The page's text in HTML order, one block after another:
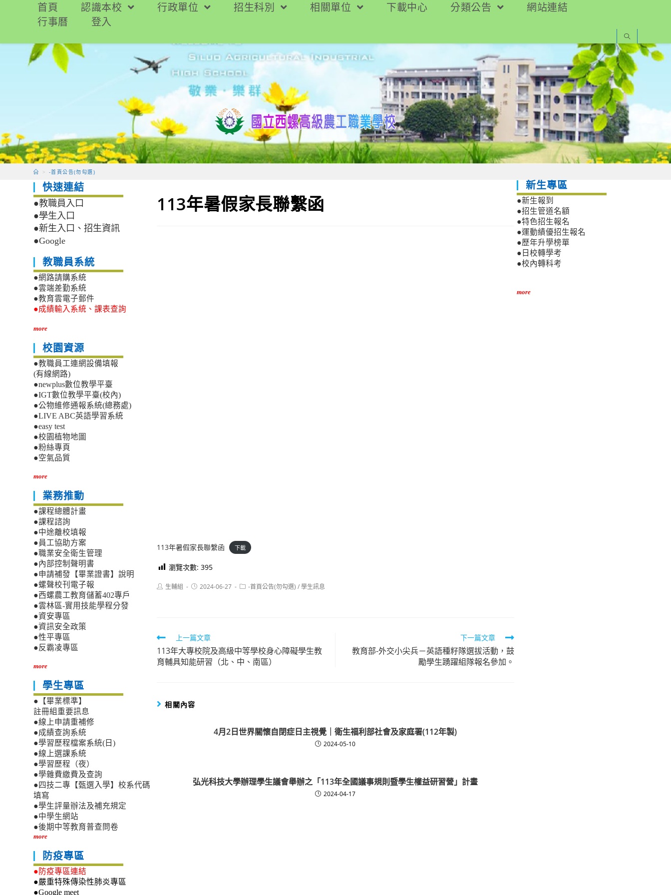
要
首頁 認識本校 行政單位 招生科別 相關單位 下載中心 分類公告
網站連結
行事曆
登入
> -首頁公告(勿勾選)
113年暑假家長聯繫函
113年暑假家長聯繫函 下載
瀏覽次數: 395
Post生輔組
Post2024-06-27
Post-首頁公告(勿勾選) /學生訊息
Read
more
articles
上一篇文章
113年大專校院及高級中等學校身心障礙學生教
育輔具知能研習（北、中、南區）
下一篇文章
教育部-外交小尖兵－英語種籽隊選拔活動，鼓
勵學生踴躍組隊報名參加。
相關內容
4月2日世界關懷自閉症日主視覺｜衛生福利部社會及家庭署(112年製)
2024-05-10
弘光科技大學辦理學生議會舉辦之「113年全國議事規則暨學生權益研習營」計畫
2024-04-17
快速連結
●教職員入口
●學生入口
●新生入口、招生資訊
●Google
教職員系統
●網路請購系統
●雲端差勤系統
●教育雲電子郵件
●成績輸入系統、課表查詢
more
校園資源
●教職員工連網設備填報
(有線網路)
●newplus數位教學平臺
●IGT數位教學平臺(校內)
●公物維修通報系統(總務處)
●LIVE ABC英語學習系統
●easy test
●校園植物地圖
●粉絲專頁
●空氣品質
more
業務推動
●課程總體計畫
●課程諮詢
●中途離校填報
●員工協助方案
●職業安全衛生管理
●內部控制聲明書
●申請補發【畢業證書】說明
●螺聲校刊電子報
●西螺農工教育儲蓄402專戶
●雲林區-實用技能學程分發
●資安專區
●資訊安全政策
●性平專區
●反霸凌專區
more
學生專區
●【畢業標準】
註冊組重要訊息
●線上申請重補修
●成績查詢系統
●學習歷程檔案系統(日)
●線上選課系統
●學習歷程（夜）
●學雜費繳費及查詢
●四技二專【甄選入學】校系代碼
填寫
●學生評量辦法及補充規定
●中學生網站
●後期中等教育普查問卷
more
防疫專區
●防疫專區連結
●嚴重特殊傳染性肺炎專區
●Google meet
新生專區
●新生報到
●招生管道名額
●特色招生報名
●運動績優招生報名
●歷年升學榜單
●日校轉學考
●校內轉科考
more